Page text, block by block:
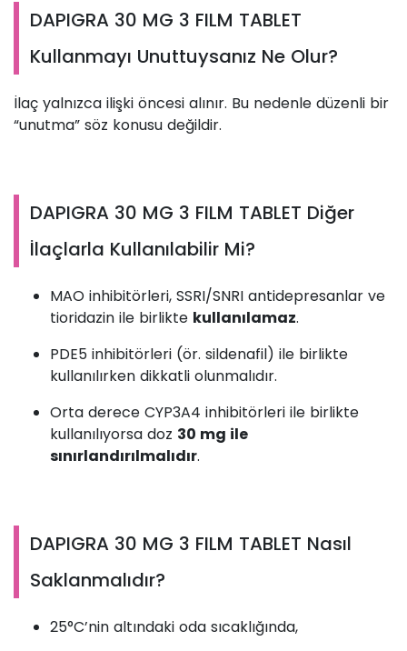
DAPIGRA 30 MG 3 FILM TABLET
Kullanmayı Unuttuysanız Ne Olur?
İlaç yalnızca ilişki öncesi alınır. Bu nedenle düzenli bir
“unutma” söz konusu değildir.
DAPIGRA 30 MG 3 FILM TABLET Diğer
İlaçlarla Kullanılabilir Mi?
MAO inhibitörleri, SSRI/SNRI antidepresanlar ve
tioridazin ile birlikte kullanılamaz.
PDE5 inhibitörleri (ör. sildenafil) ile birlikte
kullanılırken dikkatli olunmalıdır.
Orta derece CYP3A4 inhibitörleri ile birlikte
kullanılıyorsa doz 30 mg ile
sınırlandırılmalıdır.
DAPIGRA 30 MG 3 FILM TABLET Nasıl
Saklanmalıdır?
25°C’nin altındaki oda sıcaklığında,